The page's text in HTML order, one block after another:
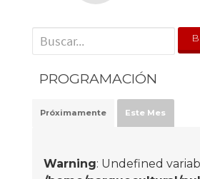
' . __('Search for:') . '
PROGRAMACIÓN
Próximamente Este Mes
Warning: Undefined